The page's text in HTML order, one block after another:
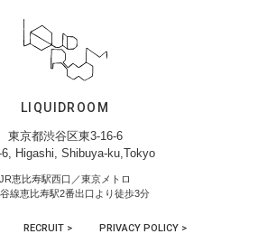
LIQUIDROOM
東京都渋谷区東3-16-6
6, Higashi, Shibuya-ku,Tokyo
JR恵比寿駅西口／東京メトロ
線恵比寿駅2番出口より徒歩3分
RECRUIT > PRIVACY POLICY >